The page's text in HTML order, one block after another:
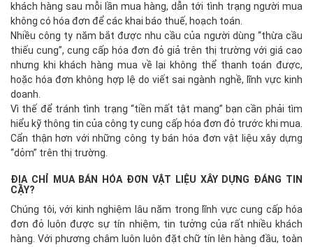
khách hàng sau mỗi lần mua hàng, dẫn tới tình trạng người mua
không có hóa đơn để các khai báo thuế, hoạch toán.
Nhiều công ty năm bắt được nhu cầu của người dùng “thừa cầu
thiếu cung”, cung cấp hóa đơn đỏ giả trên thị trường với giá cao
nhưng khi khách hàng mua về lại không thể thanh toán được,
hoặc hóa đơn không hợp lệ do viết sai ngành nghề, lĩnh vực kinh
doanh.
Vì thế để tránh tình trạng “tiền mất tật mang” bạn cần phải tìm
hiểu kỹ thông tin của công ty cung cấp hóa đơn đỏ trước khi mua.
Cẩn thận hơn với những công ty bán hóa đơn vật liệu xây dựng
“dỏm” trên thị trường.
ĐỊA CHỈ MUA BÁN HÓA ĐƠN VẬT LIỆU XÂY DỰNG ĐÁNG TIN
CẬY?
Chúng tôi, với kinh nghiệm lâu năm trong lĩnh vực cung cấp hóa
đơn đỏ luôn được sự tín nhiệm, tin tưởng của rất nhiều khách
hàng. Với phương châm luôn luôn đặt chữ tín lên hàng đầu, toàn